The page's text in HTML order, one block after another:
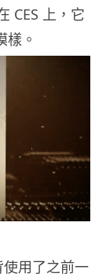
CES 上，它
。
用了之前一